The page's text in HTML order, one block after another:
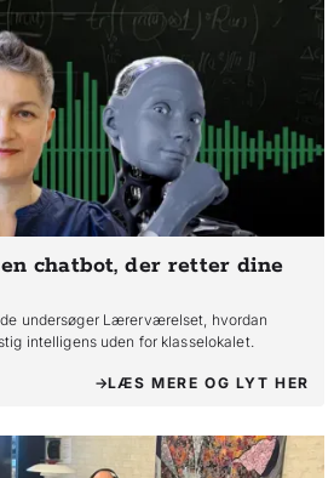
chatbot, der retter dine
undersøger Lærerværelset, hvordan
intelligens uden for klasselokalet.
LÆS MERE OG LYT HER